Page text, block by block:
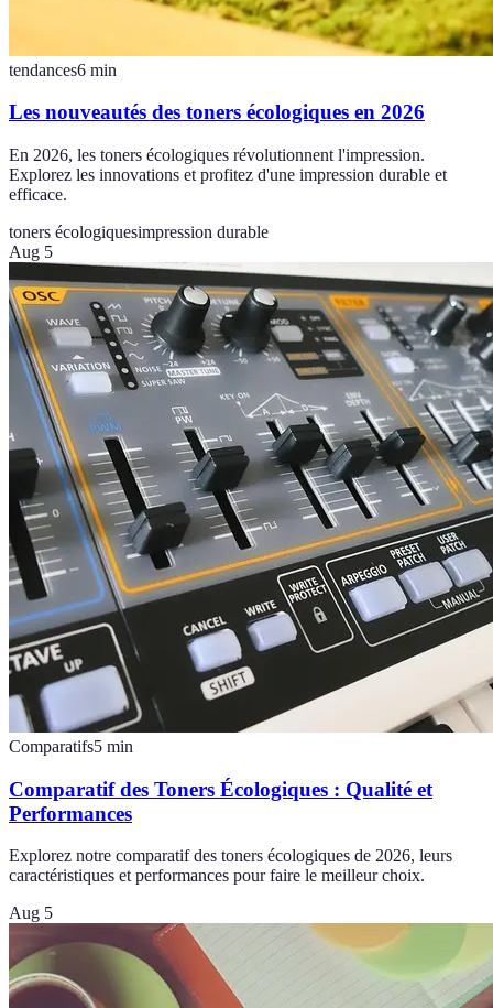
tendances6 min
Les nouveautés des toners écologiques en 2026
En 2026, les toners écologiques révolutionnent l'impression.
Explorez les innovations et profitez d'une impression durable et
efficace.
toners écologiquesimpression durable
Aug 5
Comparatifs5 min
Comparatif des Toners Écologiques : Qualité et
Performances
Explorez notre comparatif des toners écologiques de 2026, leurs
caractéristiques et performances pour faire le meilleur choix.
Aug 5